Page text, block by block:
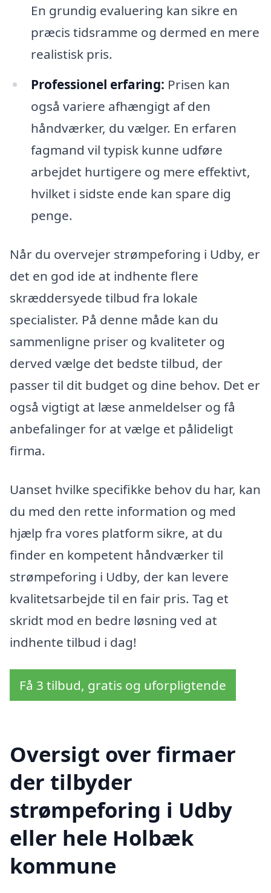
En grundig evaluering kan sikre en
præcis tidsramme og dermed en mere
realistisk pris.
Professionel erfaring: Prisen kan
også variere afhængigt af den
håndværker, du vælger. En erfaren
fagmand vil typisk kunne udføre
arbejdet hurtigere og mere effektivt,
hvilket i sidste ende kan spare dig
penge.
Når du overvejer strømpeforing i Udby, er
det en god ide at indhente flere
skræddersyede tilbud fra lokale
specialister. På denne måde kan du
sammenligne priser og kvaliteter og
derved vælge det bedste tilbud, der
passer til dit budget og dine behov. Det er
også vigtigt at læse anmeldelser og få
anbefalinger for at vælge et pålideligt
firma.
Uanset hvilke specifikke behov du har, kan
du med den rette information og med
hjælp fra vores platform sikre, at du
finder en kompetent håndværker til
strømpeforing i Udby, der kan levere
kvalitetsarbejde til en fair pris. Tag et
skridt mod en bedre løsning ved at
indhente tilbud i dag!
Få 3 tilbud, gratis og uforpligtende
Oversigt over firmaer
der tilbyder
strømpeforing i Udby
eller hele Holbæk
kommune